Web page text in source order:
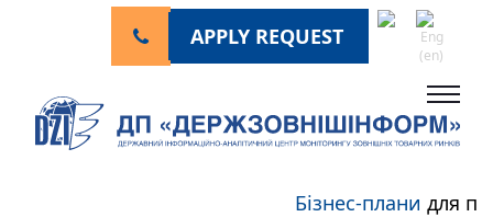
APPLY REQUEST
Бізнес-планидля